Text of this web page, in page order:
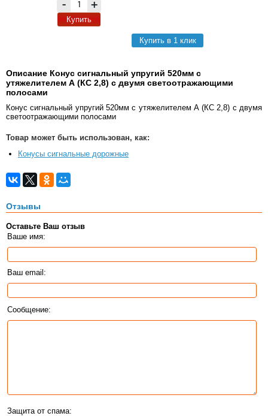
- +
Купить
Купить в 1 клик
Описание Конус сигнальный упругий 520мм с
утяжелителем А (КС 2,8) с двумя светоотражающими
полосами
Конус сигнальный упругий 520мм с утяжелителем А (КС 2,8) с двумя
светоотражающими полосами
Товар может быть использован, как:
Конусы сигнальные дорожные
Отзывы
Оставьте Ваш отзыв
Ваше имя:
Ваш email:
Сообщение:
Защита от спама: